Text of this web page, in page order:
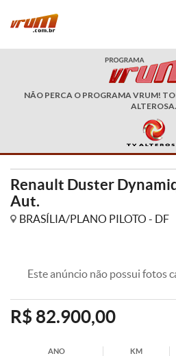
NÃO PERCA O PROGRAMA VRUM!
ALTEROSA.
Renault Duster
Aut.
BRASÍLIA/PLANO PILOTO - DF
Este anúncio não possui fotos
R$ 82.900,00
ANO KM